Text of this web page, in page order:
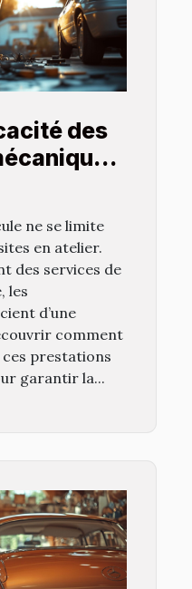
des
à
ne se limite
en atelier.
des services de
les
d’une
comment
prestations
garantir la...